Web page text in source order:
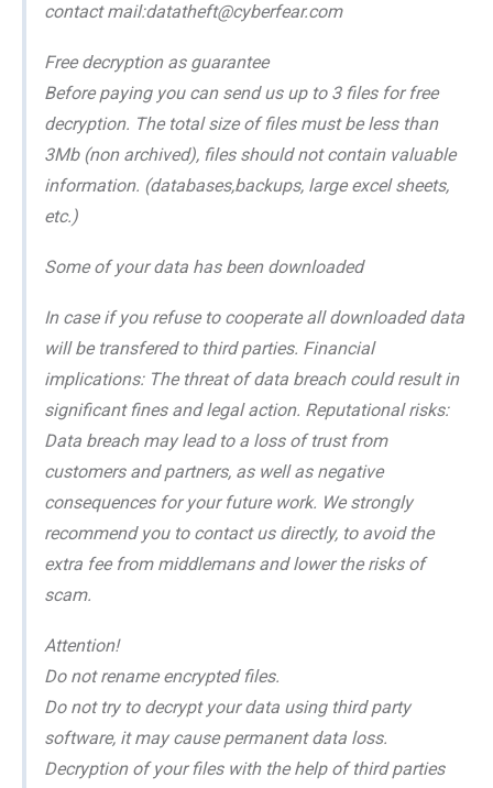
contact mail:datatheft@cyberfear.com
Free decryption as guarantee
Before paying you can send us up to 3 files for free
decryption. The total size of files must be less than
3Mb (non archived), files should not contain valuable
information. (databases,backups, large excel sheets,
etc.)
Some of your data has been downloaded
In case if you refuse to cooperate all downloaded data
will be transfered to third parties. Financial
implications: The threat of data breach could result in
significant fines and legal action. Reputational risks:
Data breach may lead to a loss of trust from
customers and partners, as well as negative
consequences for your future work. We strongly
recommend you to contact us directly, to avoid the
extra fee from middlemans and lower the risks of
scam.
Attention!
Do not rename encrypted files.
Do not try to decrypt your data using third party
software, it may cause permanent data loss.
Decryption of your files with the help of third parties